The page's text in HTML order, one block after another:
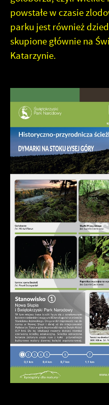
powstałe w czasie
parku jest również
skupione głównie na
Katarzynie.